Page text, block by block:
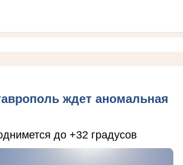
ждет аномальная
до +32 градусов